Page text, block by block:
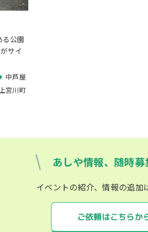
る公園
サイ
中芦屋
宮川町
あしや情報、随時募
イベントの紹介、情報の追加
ご依頼はこちらか